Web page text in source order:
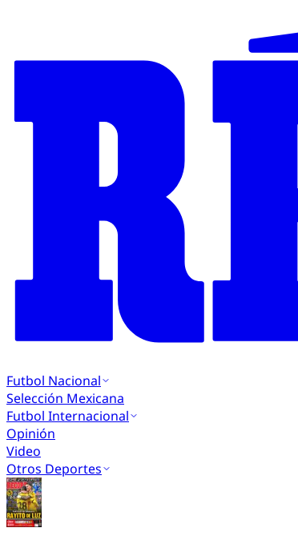
Futbol Nacional
Selección Mexicana
Futbol Internacional
Opinión
Video
Otros Deportes